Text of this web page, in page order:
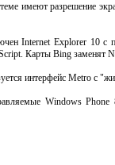
имеют разрешение
Internet Explorer 10 с
Карты Bing заменят
интерфейс Metro с
Windows Phone